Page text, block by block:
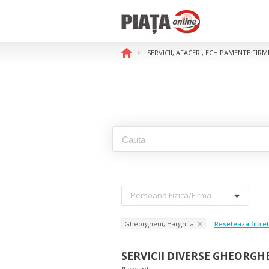
SERVICII, AFACERI, ECHIPAMENTE
Persoana Fizica/firma
Gheorgheni, Harghita Reseteaza
SERVICII DIVERSE